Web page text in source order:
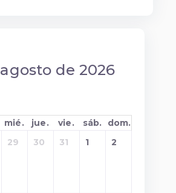
agosto de 2026
mié. jue. vie. sáb.
dom.
29 30 31 1 2